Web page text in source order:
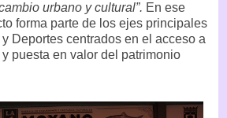
urbano y cultural”. En ese
forma parte de los ejes principales
Deportes centrados en el acceso a
puesta en valor del patrimonio